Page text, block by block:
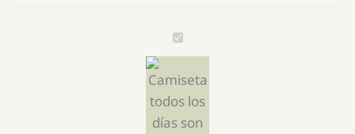
Camiseta
Todos
los
Días
son